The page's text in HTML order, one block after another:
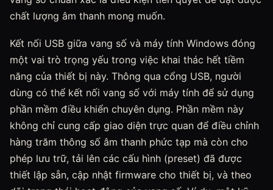
chất lượng âm thanh mong muốn.
Kết nối USB giữa vang số và máy tính Windows đóng
một vai trò trọng yếu trong việc khai thác hết tiềm
năng của thiết bị này. Thông qua cổng USB, người
dùng có thể kết nối vang số với máy tính để sử dụng
phần mềm điều khiển chuyên dụng. Phần mềm này
không chỉ cung cấp giao diện trực quan để điều chỉnh
hàng trăm thông số âm thanh phức tạp mà còn cho
phép lưu trữ, tải lên các cấu hình (preset) đã được
thiết lập sẵn, cập nhật firmware cho thiết bị, và theo